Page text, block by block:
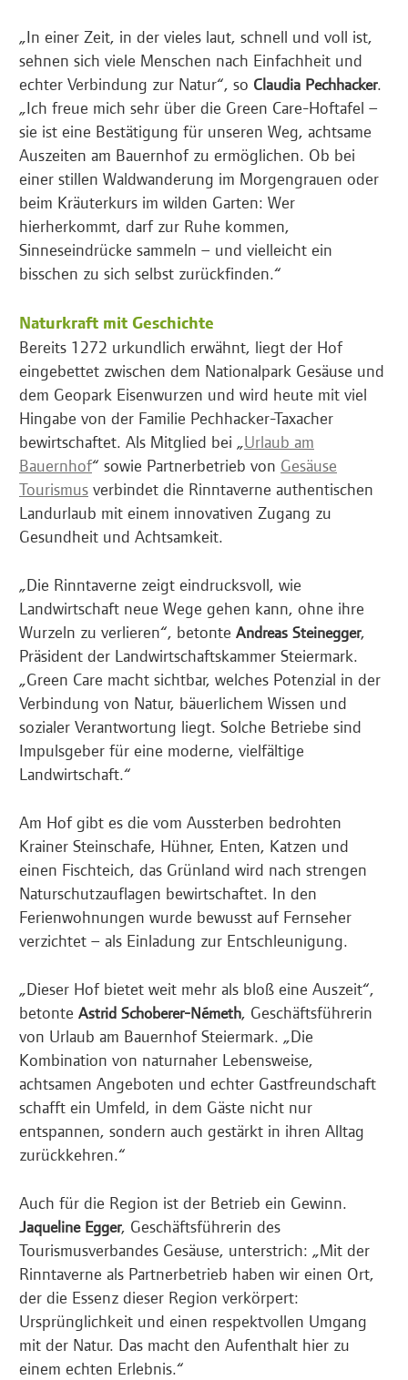
„In einer Zeit, in der vieles laut, schnell und voll ist,
sehnen sich viele Menschen nach Einfachheit und
echter Verbindung zur Natur“, so Claudia Pechhacker.
„Ich freue mich sehr über die Green Care-Hoftafel –
sie ist eine Bestätigung für unseren Weg, achtsame
Auszeiten am Bauernhof zu ermöglichen. Ob bei
einer stillen Waldwanderung im Morgengrauen oder
beim Kräuterkurs im wilden Garten: Wer
hierherkommt, darf zur Ruhe kommen,
Sinneseindrücke sammeln – und vielleicht ein
bisschen zu sich selbst zurückfinden.“
Naturkraft mit Geschichte
Bereits 1272 urkundlich erwähnt, liegt der Hof
eingebettet zwischen dem Nationalpark Gesäuse und
dem Geopark Eisenwurzen und wird heute mit viel
Hingabe von der Familie Pechhacker-Taxacher
bewirtschaftet. Als Mitglied bei „Urlaub am
Bauernhof“ sowie Partnerbetrieb von Gesäuse
Tourismus verbindet die Rinntaverne authentischen
Landurlaub mit einem innovativen Zugang zu
Gesundheit und Achtsamkeit.
„Die Rinntaverne zeigt eindrucksvoll, wie
Landwirtschaft neue Wege gehen kann, ohne ihre
Wurzeln zu verlieren“, betonte Andreas Steinegger,
Präsident der Landwirtschaftskammer Steiermark.
„Green Care macht sichtbar, welches Potenzial in der
Verbindung von Natur, bäuerlichem Wissen und
sozialer Verantwortung liegt. Solche Betriebe sind
Impulsgeber für eine moderne, vielfältige
Landwirtschaft.“
Am Hof gibt es die vom Aussterben bedrohten
Krainer Steinschafe, Hühner, Enten, Katzen und
einen Fischteich, das Grünland wird nach strengen
Naturschutzauflagen bewirtschaftet. In den
Ferienwohnungen wurde bewusst auf Fernseher
verzichtet – als Einladung zur Entschleunigung.
„Dieser Hof bietet weit mehr als bloß eine Auszeit“,
betonte Astrid Schoberer-Németh, Geschäftsführerin
von Urlaub am Bauernhof Steiermark. „Die
Kombination von naturnaher Lebensweise,
achtsamen Angeboten und echter Gastfreundschaft
schafft ein Umfeld, in dem Gäste nicht nur
entspannen, sondern auch gestärkt in ihren Alltag
zurückkehren.“
Auch für die Region ist der Betrieb ein Gewinn.
Jaqueline Egger, Geschäftsführerin des
Tourismusverbandes Gesäuse, unterstrich: „Mit der
Rinntaverne als Partnerbetrieb haben wir einen Ort,
der die Essenz dieser Region verkörpert:
Ursprünglichkeit und einen respektvollen Umgang
mit der Natur. Das macht den Aufenthalt hier zu
einem echten Erlebnis.“